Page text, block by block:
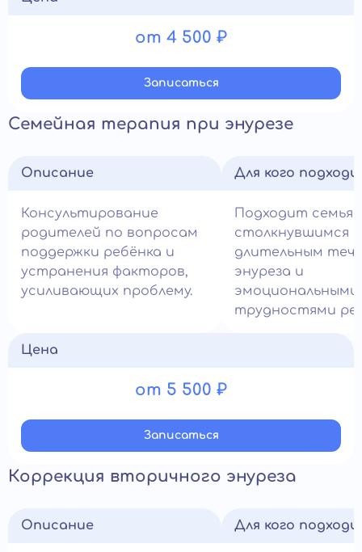
от 4 500 ₽
Записатьcя
Семейная терапия при энурезе
Описание
Консультирование
родителей по вопросам
поддержки ребёнка и
устранения факторов,
усиливающих проблему.
Для кого
Подходит
столкнувшимся с
длительным
энуреза и
эмоциональными
трудностями
Цена
от 5 500 ₽
Записатьcя
Коррекция вторичного энуреза
Описание Для кого